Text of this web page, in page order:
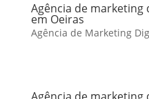
Agência de
em Oeiras
Agência de Marketing